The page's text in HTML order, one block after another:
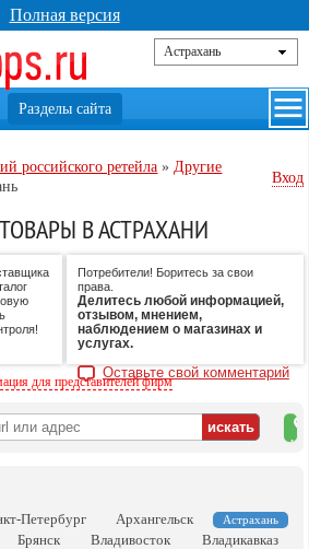
Полная версия
российского ретейла »Другие
Вход
В АСТРАХАНИ
Потребители! Боритесь за свои
права.
Делитесь любой информацией,
отзывом, мнением,
наблюдением о магазинах и
услугах.
Оставьте свой комментарий
для представителей фирм
на
Петербург Архангельск Астрахань
Брянск Владивосток
Владикавказ